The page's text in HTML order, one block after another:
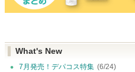
What's New
7月発売！デパコス特集 (6/24)